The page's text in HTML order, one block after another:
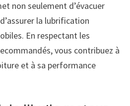
non seulement d’évacuer
la lubrification
En respectant les
vous contribuez à
et à sa performance